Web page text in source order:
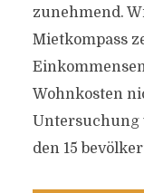
zunehmend.
Mietkompass
Wohnkosten
Untersuchung
den 15